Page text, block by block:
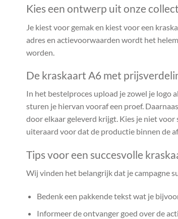
Kies een ontwerp uit onze
Je kiest voor gemak en kiest voor een
adres en actievoorwaarden wordt het
worden.
De kraskaart A6 met
In het bestelproces upload je zowel je logo
sturen je hiervan vooraf een proef.
door elkaar geleverd krijgt. Kies je niet
uiteraard voor dat de productie binnen de
Tips voor een succesvolle
Wij vinden het belangrijk dat je campagne
Bedenk een pakkende tekst wat je
Informeer de ontvanger goed over de